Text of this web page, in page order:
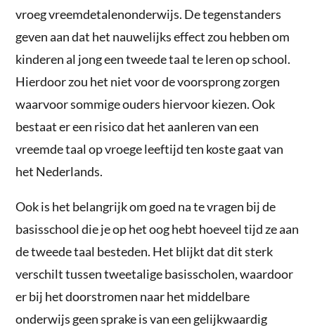
vroeg vreemdetalenonderwijs. De tegenstanders
geven aan dat het nauwelijks effect zou hebben om
kinderen al jong een tweede taal te leren op school.
Hierdoor zou het niet voor de voorsprong zorgen
waarvoor sommige ouders hiervoor kiezen. Ook
bestaat er een risico dat het aanleren van een
vreemde taal op vroege leeftijd ten koste gaat van
het Nederlands.
Ook is het belangrijk om goed na te vragen bij de
basisschool die je op het oog hebt hoeveel tijd ze aan
de tweede taal besteden. Het blijkt dat dit sterk
verschilt tussen tweetalige basisscholen, waardoor
er bij het doorstromen naar het middelbare
onderwijs geen sprake is van een gelijkwaardig